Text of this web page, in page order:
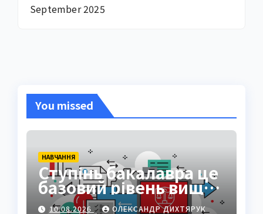
September 2025
You missed
НАВЧАННЯ
Ступінь бакалавра це
базовий рівень вищої
освіти
10.08.2026
ОЛЕКСАНДР ДИХТЯРУК